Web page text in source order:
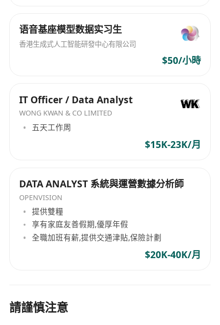
语音基座模型数据实习生
香港生成式人工智能研發中心有限公司
$50/小時
IT Officer / Data Analyst
WONG KWAN & CO LIMITED
五天工作周
$15K-23K/月
DATA ANALYST 系統與運營數據分析師
OPENVISION
提供雙糧
享有家庭友善假期,優厚年假
全職加班有薪,提供交通津貼,保險計劃
$20K-40K/月
請謹慎注意